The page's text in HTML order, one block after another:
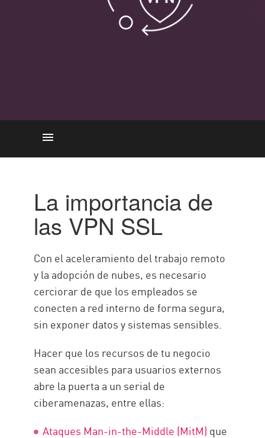
Características clave
Guía paso a paso
IPsec vs. SSL
Marco SASE/SSE
PRÁCTICAS RECOMENDADAS
Pros y contras
VPN de acceso remoto y Check
Point SASE
Recursos
La importancia de
las VPN SSL
Con el aceleramiento del trabajo remoto
y la adopción de nubes, es necesario
cerciorar de que los empleados se
conecten a red interno de forma segura,
sin exponer datos y sistemas sensibles.
Hacer que los recursos de tu negocio
sean accesibles para usuarios externos
abre la puerta a un serial de
ciberamenazas, entre ellas:
Ataques Man-in-the-Middle (MitM) que